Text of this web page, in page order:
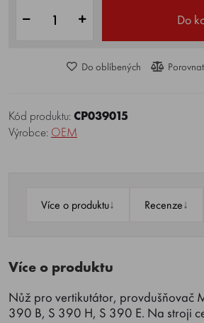
Do
Do oblíbených Porovnat
Kód produktu:CP039015
Výrobce: OEM
Více o produktu↓ Recenze↓
Více o produktu
Nůž pro vertikutátor, provdušňovač
390 B, S 390 H, S 390 E. Na stroji